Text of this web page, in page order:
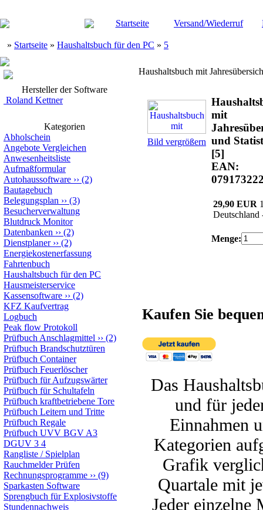
Startseite Versand/Wiederruf
» Startseite » Haushaltsbuch für den PC » 5
Hersteller der Software
Roland Kettner
Kategorien
Abholschein
Angebote Vergleichen
Anwesenheitsliste
Aufmaßformular
Autohaussoftware ›› (2)
Bautagebuch
Belegungsplan ›› (3)
Besucherverwaltung
Blutdruck Monitor
Datenbanken ›› (2)
Dienstplaner›› (2)
Energiekostenerfassung
Fahrtenbuch
Haushaltsbuch für den PC
Hausmeisterservice
Kassensoftware ›› (2)
KFZ Kaufvertrag
Logbuch
Peak flow Protokoll
Prüfbuch Anschlagmittel ›› (2)
Prüfbuch Brandschutztüren
Prüfbuch Container
Prüfbuch Feuerlöscher
Prüfbuch für Aufzugswärter
Prüfbuch für Schultafeln
Prüfbuch kraftbetriebene Tore
Prüfbuch Leitern und Tritte
Prüfbuch Regale
Prüfbuch UVV BGV A3
DGUV 3 4
Rangliste / Spielplan
Rauchmelder Prüfen
Rechnungsprogramme ›› (9)
Sparkasten Software
Sprengbuch für Explosivstoffe
Stundennachweis
Haushaltsbuch mit
Bild vergrößern
mit
und
[5]
EAN:
29,90 EUR
Deutschland
Menge:
Kaufen Sie
Das
und für
Einnahmen
Kategorien
Grafik
Quartale mit
Jeder einzelne